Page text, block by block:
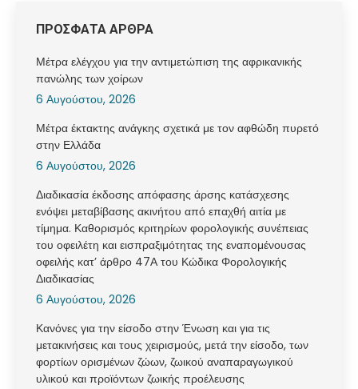
ΠΡΟΣΦΑΤΑ ΑΡΘΡΑ
Μέτρα ελέγχου για την αντιμετώπιση της αφρικανικής
πανώλης των χοίρων
6 Αυγούστου, 2026
Μέτρα έκτακτης ανάγκης σχετικά με τον αφθώδη πυρετό
στην Ελλάδα
6 Αυγούστου, 2026
Διαδικασία έκδοσης απόφασης άρσης κατάσχεσης
ενόψει μεταβίβασης ακινήτου από επαχθή αιτία με
τίμημα. Καθορισμός κριτηρίων φορολογικής συνέπειας
του οφειλέτη και εισπραξιμότητας της εναπομένουσας
οφειλής κατ’ άρθρο 47Α του Κώδικα Φορολογικής
Διαδικασίας
6 Αυγούστου, 2026
Κανόνες για την είσοδο στην Ένωση και για τις
μετακινήσεις και τους χειρισμούς, μετά την είσοδο, των
φορτίων ορισμένων ζώων, ζωικού αναπαραγωγικού
υλικού και προϊόντων ζωικής προέλευσης